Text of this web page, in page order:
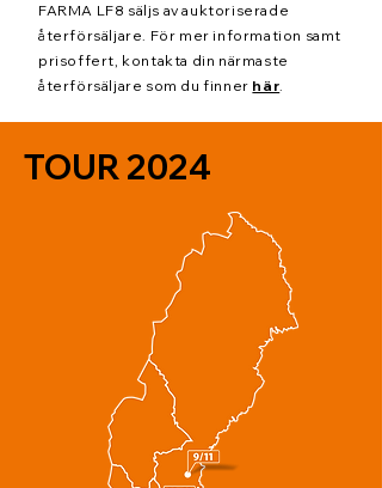
FARMA LF8 säljs av auktoriserade
återförsäljare. För mer information samt
prisoffert, kontakta din närmaste
återförsäljare som du finner här.
TOUR 2024